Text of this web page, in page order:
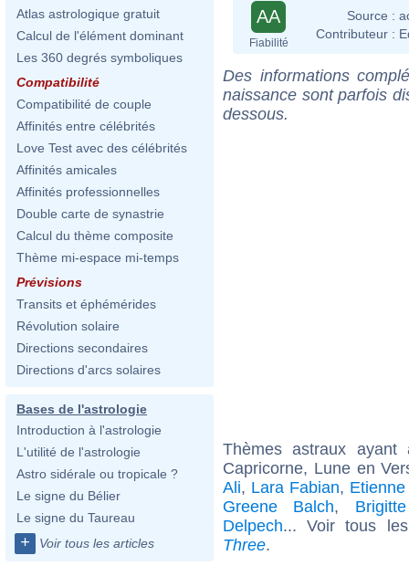
Atlas astrologique gratuit
Calcul de l'élément dominant
Les 360 degrés symboliques
Compatibilité
Compatibilité de couple
Affinités entre célébrités
Love Test avec des célébrités
Affinités amicales
Affinités professionnelles
Double carte de synastrie
Calcul du thème composite
Thème mi-espace mi-temps
Prévisions
Transits et éphémérides
Révolution solaire
Directions secondaires
Directions d'arcs solaires
Bases de l'astrologie
Introduction à l'astrologie
L'utilité de l'astrologie
Astro sidérale ou tropicale ?
Le signe du Bélier
Le signe du Taureau
+ Voir tous les articles
AA
Fiabilité
Source :
Contributeur :
Des informations
naissance sont parfois
dessous.
Thèmes astraux
Capricorne, Lune en
Ali, Lara Fabian,
Greene Balch,
Delpech... Voir tous
Three.